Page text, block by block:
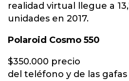
realidad virtual llegue a
unidades en 2017.
Polaroid Cosmo 550
$350.000 precio
del teléfono y de las gafas